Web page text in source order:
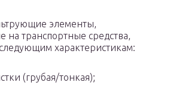
элементы,
на транспортные средства,
характеристикам:
(грубая/тонкая);